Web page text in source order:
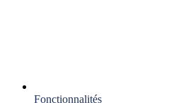
Fonctionnalités